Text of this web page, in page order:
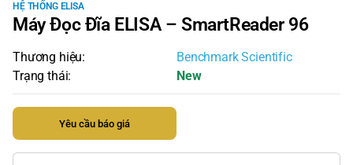
HỆ THỐNG ELISA
Máy Đọc Đĩa ELISA – SmartReader 96
Thương hiệu:
Benchmark Scientific
Trạng thái:
New
Yêu cầu báo giá